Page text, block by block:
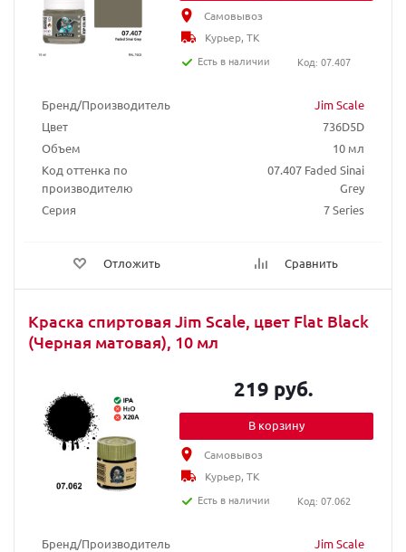
Бренд/Производитель
Jim Scale
Цвет
736D5D
Объем
10 мл
Код оттенка по
производителю
07.407 Faded Sinai
Grey
Серия
7 Series
Отложить Сравнить
Самовывоз
Курьер, ТК
Есть в наличии
Код: 07.407
Краска спиртовая Jim Scale, цвет Flat Black
(Черная матовая), 10 мл
Бренд/Производитель
Jim Scale
219 руб.
В корзину
Самовывоз
Курьер, ТК
Есть в наличии
Код: 07.062